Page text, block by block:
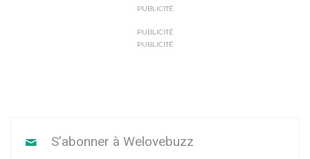
PUBLICITÉ
PUBLICITÉ
PUBLICITÉ
S'abonner à Welovebuzz